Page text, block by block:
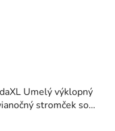
Umelý výklopný
stromček so